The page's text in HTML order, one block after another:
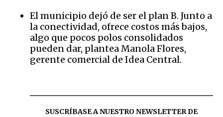
El municipio dejó de ser el plan B. Junto a
la conectividad, ofrece costos más bajos,
algo que pocos polos consolidados
pueden dar, plantea Manola Flores,
gerente comercial de Idea Central.
SUSCRÍBASE A NUESTRO NEWSLETTER DE